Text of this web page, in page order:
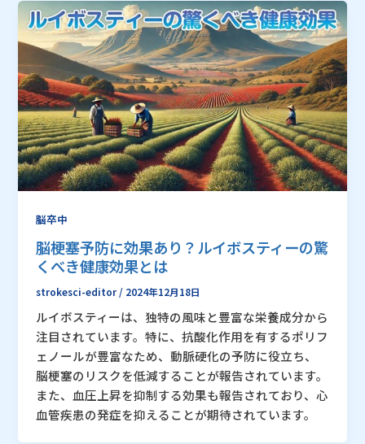
脳卒中
脳梗塞予防に効果あり？ルイボスティーの驚
くべき健康効果とは
strokesci-editor / 2024年12月18日
ルイボスティーは、独特の風味と豊富な栄養成分から
注目されています。特に、抗酸化作用を有するポリフ
ェノールが豊富なため、動脈硬化の予防に役立ち、
脳梗塞のリスクを低減することが報告されています。
また、血圧上昇を抑制する効果も報告されており、心
血管疾患の発症を抑えることが期待されています。